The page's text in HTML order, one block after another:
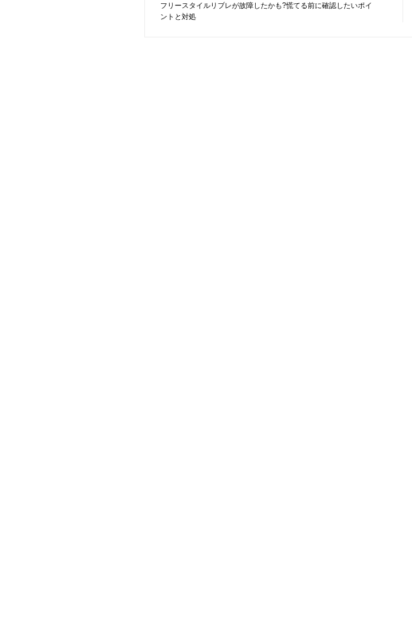
フリースタイルリブレが故障したかも?慌てる前に確認したいポイ
ントと対処